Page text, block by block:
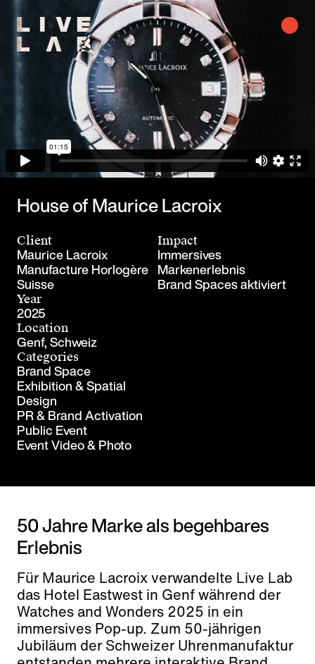
House of Maurice Lacroix
Client
Maurice Lacroix
Manufacture Horlogère
Suisse
Year
2025
Location
Genf, Schweiz
Categories
Brand Space
Exhibition & Spatial
Design
PR & Brand Activation
Public Event
Event Video & Photo
Impact
Immersives
Markenerlebnis
Brand Spaces aktiviert
50 Jahre Marke als begehbares
Erlebnis
Für Maurice Lacroix verwandelte Live Lab
das Hotel Eastwest in Genf während der
Watches and Wonders 2025 in ein
immersives Pop-up. Zum 50-jährigen
Jubiläum der Schweizer Uhrenmanufaktur